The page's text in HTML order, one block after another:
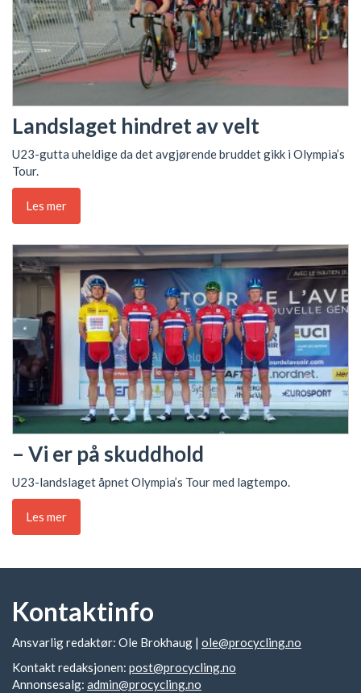
Landslaget hindret av velt
U23-gutta uheldige da det avgjørende bruddet gikk i Olympia’s
Tour.
Les mer
– Vi er på skuddhold
U23-landslaget åpnet Olympia’s Tour med lagtempo.
Les mer
Kontaktinfo
Ansvarlig redaktør: Ole Brokhaug | ole@procycling.no
Kontakt redaksjonen: post@procycling.no
Annonsesalg: admin@procycling.no